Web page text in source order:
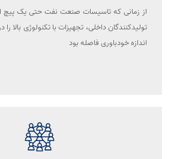
از زمانی که تاسیسات صنعت نفت حتی یک پیچ
تولیدکنندگان داخلی، تجهیزات با تکنولوژی بالا
اندازه خودباوری فاصله بود